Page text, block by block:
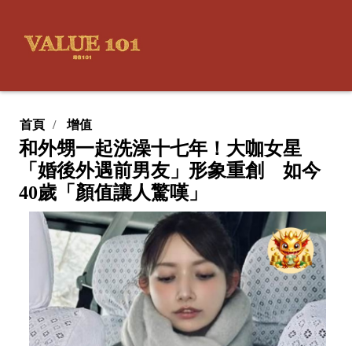
首頁 增值
和外甥一起洗澡十七年！大咖女星
「婚後外遇前男友」形象重創 如今
40歲「顏值讓人驚嘆」